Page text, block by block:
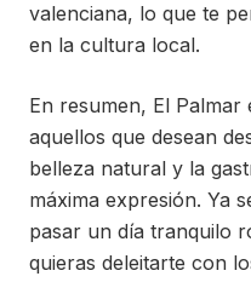
valenciana, lo que te
en la cultura local.
En resumen, El
aquellos que desean
belleza natural y la
máxima expresión. Ya
pasar un día tranquilo
quieras deleitarte con